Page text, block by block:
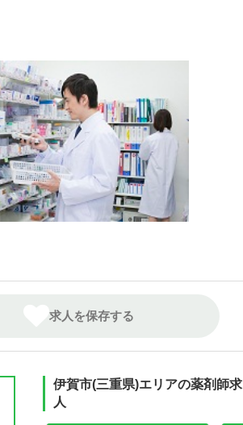
求人を保存する
伊賀市(三重県)エリアの薬剤師求
人